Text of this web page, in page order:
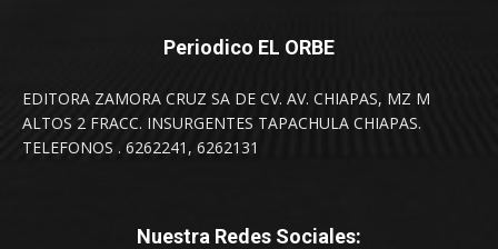
Periodico EL ORBE
EDITORA ZAMORA CRUZ SA DE CV. AV. CHIAPAS, MZ M
ALTOS 2 FRACC. INSURGENTES TAPACHULA CHIAPAS.
TELEFONOS . 6262241, 6262131
Nuestra Redes Sociales: